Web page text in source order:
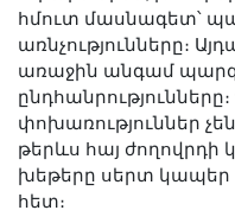
հմուտ մասնագետ՝
առնչությունները։
առաջին անգամ
փոխառություններ
թերևս հայ ժողովրդի
խեթերը սերտ կապեր
հետ։